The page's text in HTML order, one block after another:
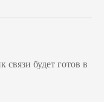
будет готов в